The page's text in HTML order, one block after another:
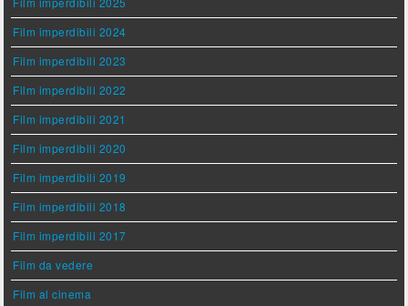
Film imperdibili 2024
Film imperdibili 2023
Film imperdibili 2022
Film imperdibili 2021
Film imperdibili 2020
Film imperdibili 2019
Film imperdibili 2018
Film imperdibili 2017
Film da vedere
Film al cinema